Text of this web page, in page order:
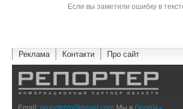
Если вы заметили ошибку в
Реклама Контакти Про сайт
Email:reporterzp@gmail.com Мы вGoogle+